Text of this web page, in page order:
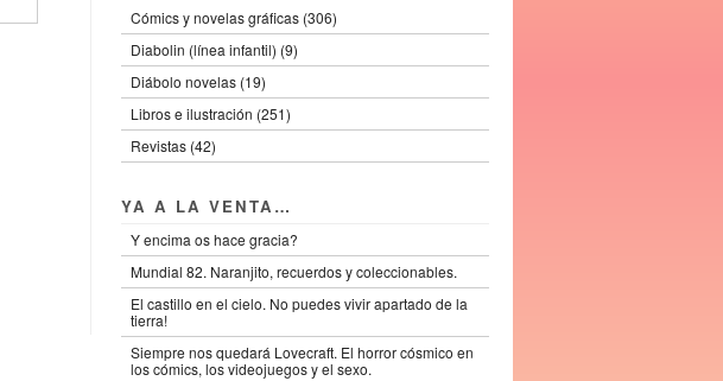
Cómics y novelas gráficas (306)
Diabolin (línea infantil) (9)
Diábolo novelas (19)
Libros e ilustración (251)
Revistas (42)
YA A LA VENTA…
Y encima os hace gracia?
Mundial 82. Naranjito, recuerdos y coleccionables.
El castillo en el cielo. No puedes vivir apartado de la
tierra!
Siempre nos quedará Lovecraft. El horror cósmico en
los cómics, los videojuegos y el sexo.